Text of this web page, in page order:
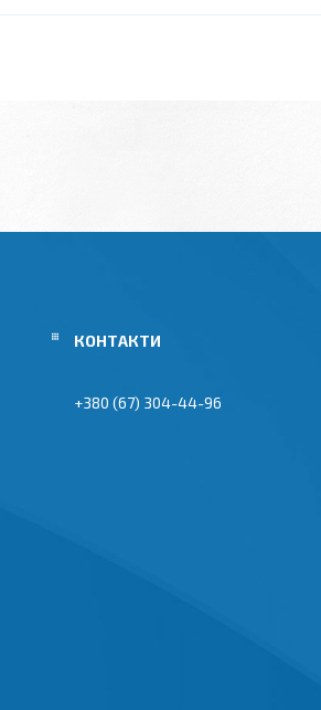
+380 (67) 304-44-96